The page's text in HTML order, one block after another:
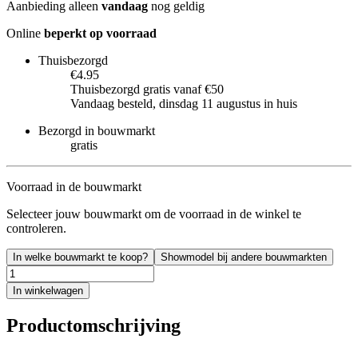
Aanbieding alleen vandaag nog geldig
Online beperkt op voorraad
Thuisbezorgd
€4.95
Thuisbezorgd gratis vanaf €50
Vandaag besteld, dinsdag 11 augustus in huis
Bezorgd in bouwmarkt
gratis
Voorraad in de bouwmarkt
Selecteer jouw bouwmarkt om de voorraad in de winkel te
controleren.
In welke bouwmarkt te koop? Showmodel bij andere bouwmarkten
In winkelwagen
Productomschrijving